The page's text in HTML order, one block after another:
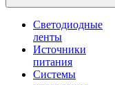
Светодиодные
ленты
Источники
питания
Системы